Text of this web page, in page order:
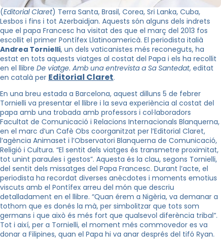
(Editorial Claret) Terra Santa, Brasil, Corea, Sri Lanka, Cuba,
Lesbos i fins i tot Azerbaidjan. Aquests són alguns dels indrets
que el papa Francesc ha visitat des que el març del 2013 fos
escollit el primer Pontífex Llatinoamericà. El periodista italià
Andrea Tornielli, un dels vaticanistes més reconeguts, ha
estat en tots aquests viatges al costat del Papa i els ha recollit
en el llibre De viatge. Amb una entrevista a Sa Santedat, editat
en català per Editorial Claret.
En una breu estada a Barcelona, aquest dilluns 5 de febrer
Tornielli va presentar el llibre i la seva experiència al costat del
papa amb una trobada amb professors i col·laboradors
Facultat de Comunicació i Relacions Internacionals Blanquerna,
en el marc d’un Cafè Obs coorganitzat per l’Editorial Claret,
l’agència Animaset i l’Observatori Blanquerna de Comunicació,
Religió i Cultura. “El sentit dels viatges és transmetre proximitat,
tot unint paraules i gestos”. Aquesta és la clau, segons Tornielli,
del sentit dels missatges del Papa Francesc. Durant l’acte, el
periodista ha recordat diverses anècdotes i moments emotius
viscuts amb el Pontífex arreu del món que descriu
detalladament en el llibre. “Quan érem a Nigèria, va demanar a
tothom que es donés la mà, per simbolitzar que tots som
germans i que això és més fort que qualsevol diferència tribal”.
Tot i així, per a Tornielli, el moment més commovedor es va
donar a Filipines, quan el Papa hi va anar després del tifó Ryan.